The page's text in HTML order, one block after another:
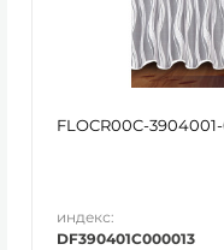
FLOCR00C-
индекс:
DF390401C000013